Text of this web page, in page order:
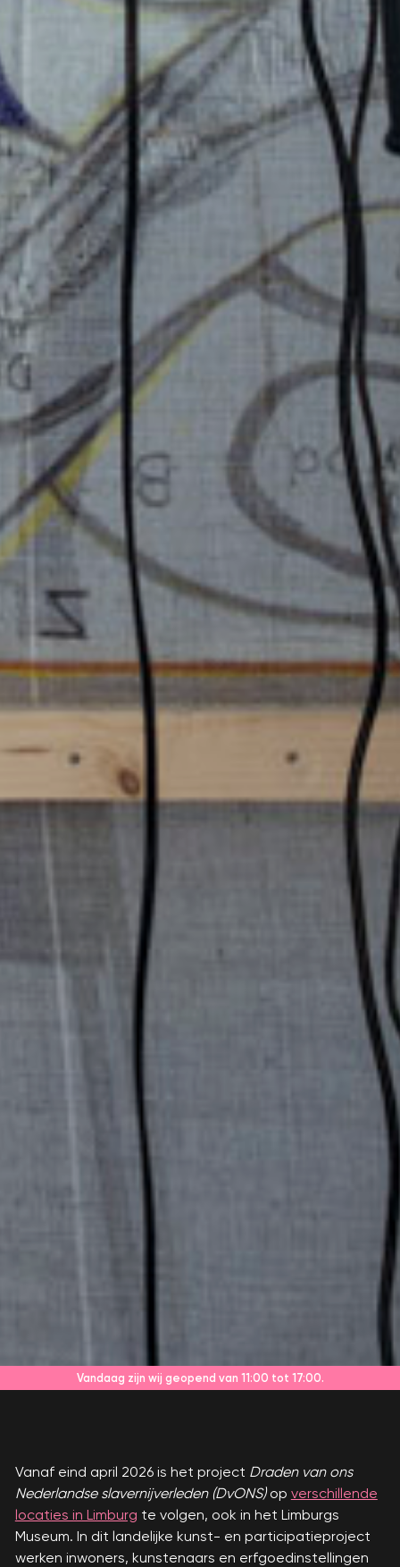
Vandaag zijn wij geopend van 11:00 tot 17:00.
Vanaf eind april 2026 is het project Draden van ons
Nederlandse slavernijverleden (DvONS)op verschillende
locaties in Limburg te volgen, ook in het Limburgs
Museum. In dit landelijke kunst- en participatieproject
werken inwoners, kunstenaars en erfgoedinstellingen